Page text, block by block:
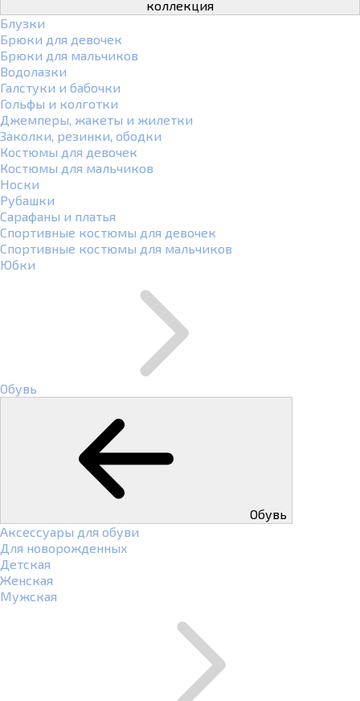
коллекция
Блузки
Брюки для девочек
Брюки для мальчиков
Водолазки
Галстуки и бабочки
Гольфы и колготки
Джемперы, жакеты и жилетки
Заколки, резинки, ободки
Костюмы для девочек
Костюмы для мальчиков
Носки
Рубашки
Сарафаны и платья
Спортивные костюмы для девочек
Спортивные костюмы для мальчиков
Юбки
Обувь
Обувь
Аксессуары для обуви
Для новорожденных
Детская
Женская
Мужская